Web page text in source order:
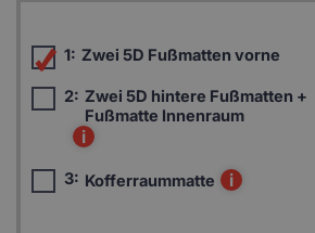
1: Zwei 5D Fußmatten vorne
2: Zwei 5D hintere Fußmatten +
Fußmatte Innenraum
i
3: Kofferraummatte i